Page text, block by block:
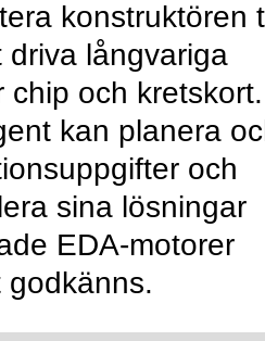
konstruktören
långvariga
chip och kretskort.
kan planera
och
sina lösningar
EDA-motorer